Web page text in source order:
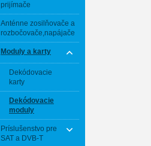
prijímače
Anténne zosilňovače a
rozbočovače,napájače
Moduly a karty
Dekódovacie
karty
Dekódovacie
moduly
Príslušenstvo pre
SAT a DVB-T